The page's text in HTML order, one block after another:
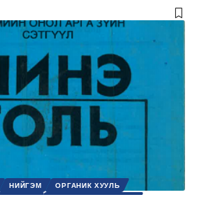
НИЙГЭМ
ОРГАНИК ХУУЛЬ